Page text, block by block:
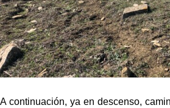
A continuación, ya en descenso,